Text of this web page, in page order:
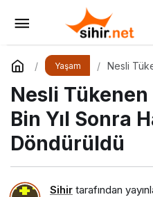
Yaşam
Nesli
Nesli
Bin Yıl Sonra
Döndürüldü
Sihir tarafından
İklim Yasasına
Yorum Yap